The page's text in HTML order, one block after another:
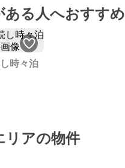
ある人へおすすめ
時々泊
リアの物件